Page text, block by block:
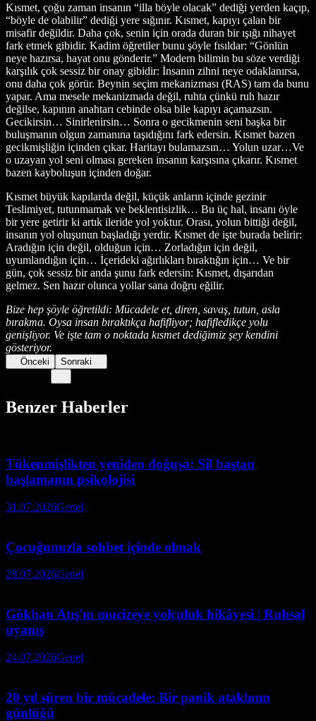
Kısmet, çoğu zaman insanın “illa böyle olacak” dediği yerden kaçıp,
“böyle de olabilir” dediği yere sığınır. Kısmet, kapıyı çalan bir
misafir değildir. Daha çok, senin için orada duran bir ışığı nihayet
fark etmek gibidir. Kadim öğretiler bunu şöyle fısıldar: “Gönlün
neye hazırsa, hayat onu gönderir.” Modern bilimin bu söze verdiği
karşılık çok sessiz bir onay gibidir: İnsanın zihni neye odaklanırsa,
onu daha çok görür. Beynin seçim mekanizması (RAS) tam da bunu
yapar. Ama mesele mekanizmada değil, ruhta çünkü ruh hazır
değilse, kapının anahtarı cebinde olsa bile kapıyı açamazsın.
Gecikirsin… Sinirlenirsin… Sonra o gecikmenin seni başka bir
buluşmanın olgun zamanına taşıdığını fark edersin. Kısmet bazen
gecikmişliğin içinden çıkar. Haritayı bulamazsın… Yolun uzar…Ve
o uzayan yol seni olması gereken insanın karşısına çıkarır. Kısmet
bazen kayboluşun içinden doğar.
Kısmet büyük kapılarda değil, küçük anların içinde gezinir
Teslimiyet, tutunmamak ve beklentisizlik… Bu üç hal, insanı öyle
bir yere getirir ki artık ileride yol yoktur. Orası, yolun bittiği değil,
insanın yol oluşunun başladığı yerdir. Kısmet de işte burada belirir:
Aradığın için değil, olduğun için… Zorladığın için değil,
uyumlandığın için… İçerideki ağırlıkları bıraktığın için… Ve bir
gün, çok sessiz bir anda şunu fark edersin: Kısmet, dışarıdan
gelmez. Sen hazır olunca yollar sana doğru eğilir.
Bize hep şöyle öğretildi: Mücadele et, diren, savaş, tutun, asla
bırakma. Oysa insan bıraktıkça hafifliyor; hafifledikçe yolu
genişliyor. Ve işte tam o noktada kısmet dediğimiz şey kendini
gösteriyor.
Önceki Sonraki
Benzer Haberler
Tükenmişlikten yeniden doğuşa: Sil baştan
başlamanın psikolojisi
31.07.2026Genel
Çocuğunuzla sohbet içinde olmak
28.07.2026Genel
Gökhan Atış'ın mucizeye yolculuk hikâyesi | Ruhsal
uyanış
24.07.2026Genel
20 yıl süren bir mücadele: Bir panik ataklının
günlüğü